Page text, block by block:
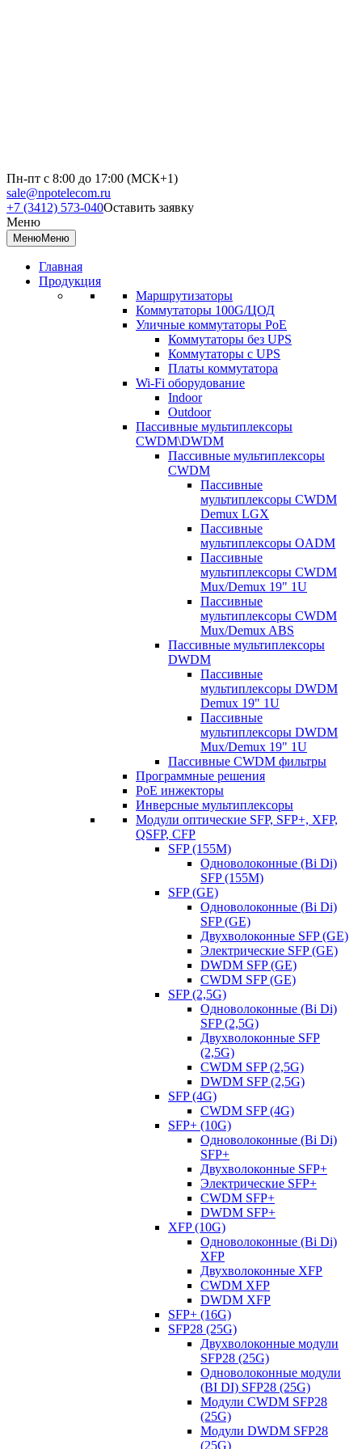
Пн-пт с 8:00 до 17:00 (МСК+1)
sale@npotelecom.ru
+7 (3412) 573-040Оставить заявку
Меню
МенюМеню
Главная
Продукция
Маршрутизаторы
Коммутаторы 100G/ЦОД
Уличные коммутаторы PoE
Коммутаторы без UPS
Коммутаторы с UPS
Платы коммутатора
Wi-Fi оборудование
Indoor
Outdoor
Пассивные мультиплексоры
CWDM\DWDM
Пассивные мультиплексоры
CWDM
Пассивные
мультиплексоры CWDM
Demux LGX
Пассивные
мультиплексоры OADM
Пассивные
мультиплексоры CWDM
Mux/Demux 19" 1U
Пассивные
мультиплексоры CWDM
Mux/Demux ABS
Пассивные мультиплексоры
DWDM
Пассивные
мультиплексоры DWDM
Demux 19" 1U
Пассивные
мультиплексоры DWDM
Mux/Demux 19" 1U
Пассивные CWDM фильтры
Программные решения
PoE инжекторы
Инверсные мультиплексоры
Модули оптические SFP, SFP+, XFP,
QSFP, CFP
SFP (155M)
Одноволоконные (Bi Di)
SFP (155M)
SFP (GE)
Одноволоконные (Bi Di)
SFP (GE)
Двухволоконные SFP (GE)
Электрические SFP (GE)
DWDM SFP (GE)
CWDM SFP (GE)
SFP (2,5G)
Одноволоконные (Bi Di)
SFP (2,5G)
Двухволоконные SFP
(2,5G)
CWDM SFP (2,5G)
DWDM SFP (2,5G)
SFP (4G)
CWDM SFP (4G)
SFP+ (10G)
Одноволоконные (Bi Di)
SFP+
Двухволоконные SFP+
Электрические SFP+
CWDM SFP+
DWDM SFP+
XFP (10G)
Одноволоконные (Bi Di)
XFP
Двухволоконные XFP
CWDM XFP
DWDM XFP
SFP+ (16G)
SFP28 (25G)
Двухволоконные модули
SFP28 (25G)
Одноволоконные модули
(BI DI) SFP28 (25G)
Модули CWDM SFP28
(25G)
Модули DWDM SFP28
(25G)